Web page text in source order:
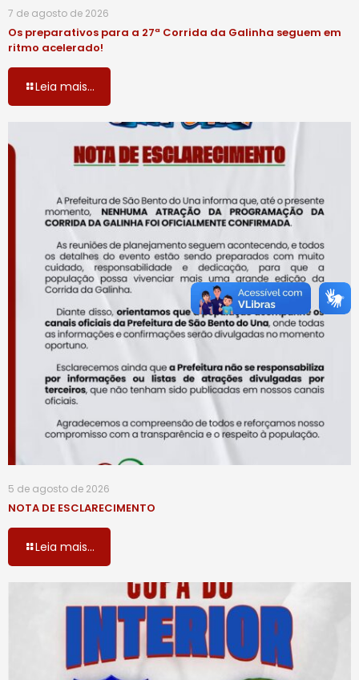
7 de agosto de 2026
Os preparativos para a 27ª Corrida da Galinha seguem em
ritmo acelerado!
Leia mais...
5 de agosto de 2026
NOTA DE ESCLARECIMENTO
Leia mais...